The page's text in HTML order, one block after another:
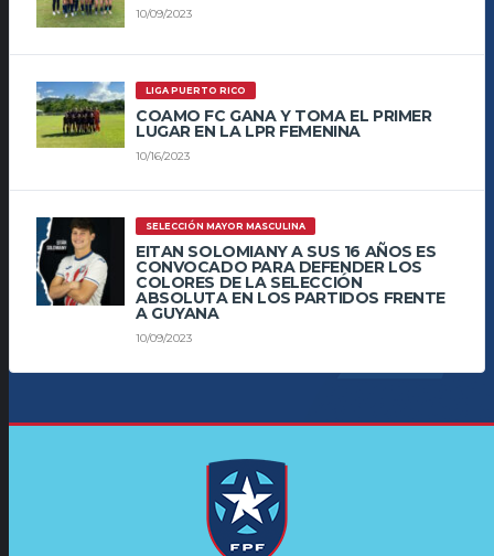
10/09/2023
LIGA PUERTO RICO
COAMO FC GANA Y TOMA EL PRIMER
LUGAR EN LA LPR FEMENINA
10/16/2023
SELECCIÓN MAYOR MASCULINA
EITAN SOLOMIANY A SUS 16 AÑOS ES
CONVOCADO PARA DEFENDER LOS
COLORES DE LA SELECCIÓN
ABSOLUTA EN LOS PARTIDOS FRENTE
A GUYANA
10/09/2023